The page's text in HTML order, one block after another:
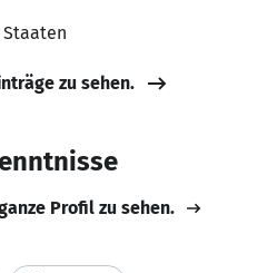
zu sehen.
Profil zu sehen.